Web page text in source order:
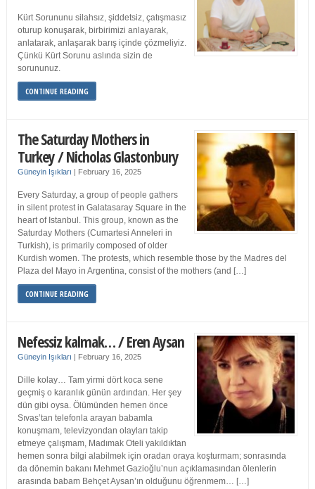
Kürt Sorununu silahsız, şiddetsiz, çatışmasız
oturup konuşarak, birbirimizi anlayarak,
anlatarak, anlaşarak barış içinde çözmeliyiz.
Çünkü Kürt Sorunu aslında sizin de
sorununuz.
CONTINUE READING
The Saturday Mothers in
Turkey / Nicholas Glastonbury
Güneyin Işıkları | February 16, 2025
Every Saturday, a group of people gathers
in silent protest in Galatasaray Square in the
heart of Istanbul. This group, known as the
Saturday Mothers (Cumartesi Anneleri in
Turkish), is primarily composed of older
Kurdish women. The protests, which resemble those by the Madres del
Plaza del Mayo in Argentina, consist of the mothers (and […]
CONTINUE READING
Nefessiz kalmak… / Eren Aysan
Güneyin Işıkları | February 16, 2025
Dille kolay… Tam yirmi dört koca sene
geçmiş o karanlık günün ardından. Her şey
dün gibi oysa. Ölümünden hemen önce
Sıvas’tan telefonla arayan babamla
konuşmam, televizyondan olayları takip
etmeye çalışmam, Madımak Oteli yakıldıktan
hemen sonra bilgi alabilmek için oradan oraya koşturmam; sonrasında
da dönemin bakanı Mehmet Gazioğlu’nun açıklamasından ölenlerin
arasında babam Behçet Aysan’ın olduğunu öğrenmem… […]